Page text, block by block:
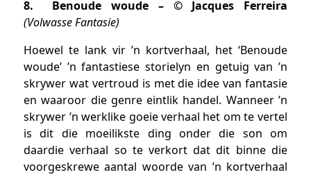
8. Benoude woude – © Jacques Ferreira
(Volwasse Fantasie)
Hoewel te lank vir ’n kortverhaal, het ‘Benoude
woude’ ’n fantastiese storielyn en getuig van ’n
skrywer wat vertroud is met die idee van fantasie
en waaroor die genre eintlik handel. Wanneer ’n
skrywer ’n werklike goeie verhaal het om te vertel
is dit die moeilikste ding onder die son om
daardie verhaal so te verkort dat dit binne die
voorgeskrewe aantal woorde van ’n kortverhaal